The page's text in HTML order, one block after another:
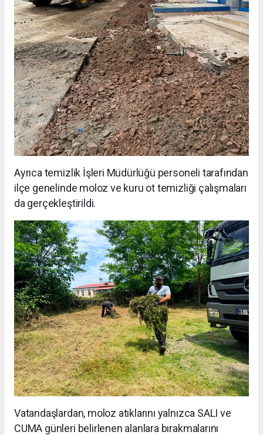
Ayrıca temizlik İşleri Müdürlüğü personeli tarafından
ilçe genelinde moloz ve kuru ot temizliği çalışmaları
da gerçekleştirildi.
Vatandaşlardan, moloz atıklarını yalnızca SALI ve
CUMA günleri belirlenen alanlara bırakmalarını